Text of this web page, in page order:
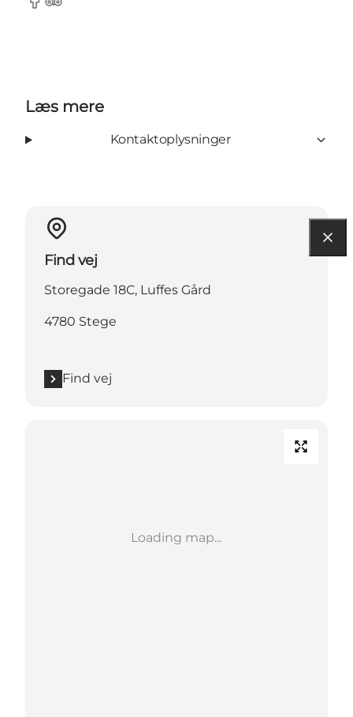
Facebook
TripAdvisor
Læs mere
Kontaktoplysninger
Find vej
Storegade 18C, Luffes Gård
4780 Stege
Find vej
Loading map...